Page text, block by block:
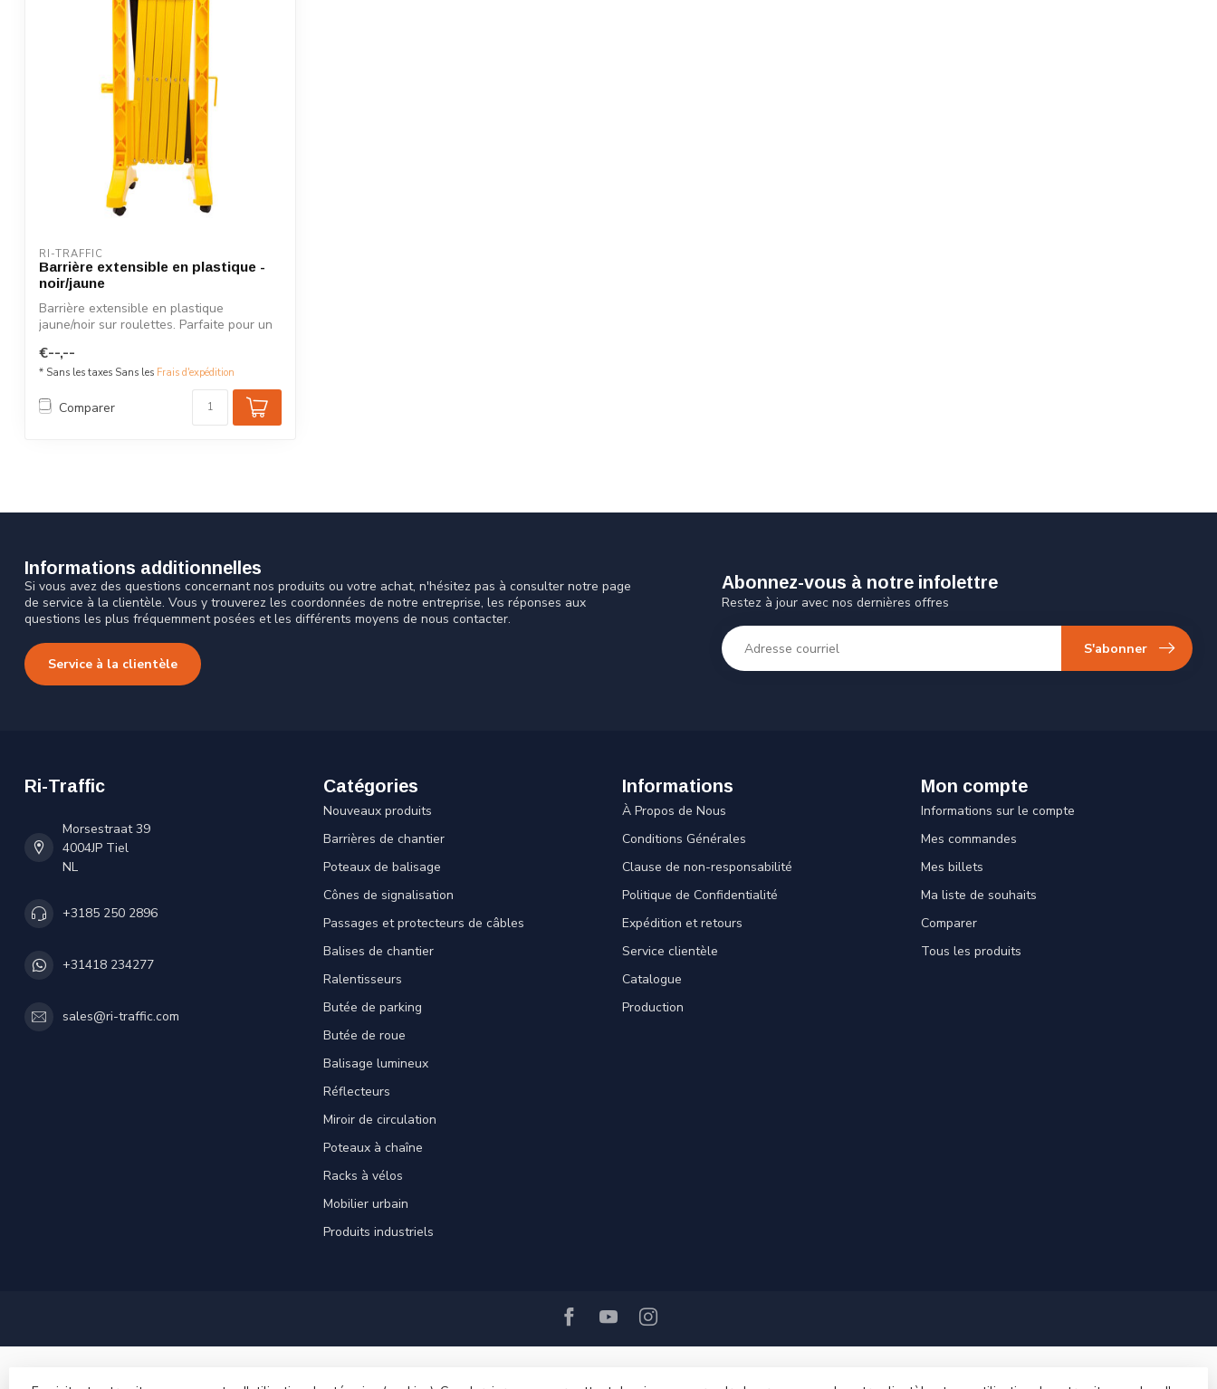
RI-TRAFFIC
Barrière extensible en plastique -
noir/jaune
Barrière extensible en plastique
jaune/noir sur roulettes. Parfaite pour un
€--,--
* Sans les taxes Sans les Frais d'expédition
Comparer
Informations additionnelles
Si vous avez des questions concernant nos produits ou votre achat, n'hésitez pas à consulter notre page
de service à la clientèle. Vous y trouverez les coordonnées de notre entreprise, les réponses aux
questions les plus fréquemment posées et les différents moyens de nous contacter.
Service à la clientèle
Abonnez-vous à notre infolettre
Restez à jour avec nos dernières offres
S'abonner
Ri-Traffic
Morsestraat 39
4004JP Tiel
NL
+3185 250 2896
+31418 234277
sales@ri-traffic.com
Catégories
Nouveaux produits
Barrières de chantier
Poteaux de balisage
Cônes de signalisation
Passages et protecteurs de câbles
Balises de chantier
Ralentisseurs
Butée de parking
Butée de roue
Balisage lumineux
Réflecteurs
Miroir de circulation
Poteaux à chaîne
Racks à vélos
Mobilier urbain
Produits industriels
Informations
À Propos de Nous
Conditions Générales
Clause de non-responsabilité
Politique de Confidentialité
Expédition et retours
Service clientèle
Catalogue
Production
Mon compte
Informations sur le compte
Mes commandes
Mes billets
Ma liste de souhaits
Comparer
Tous les produits